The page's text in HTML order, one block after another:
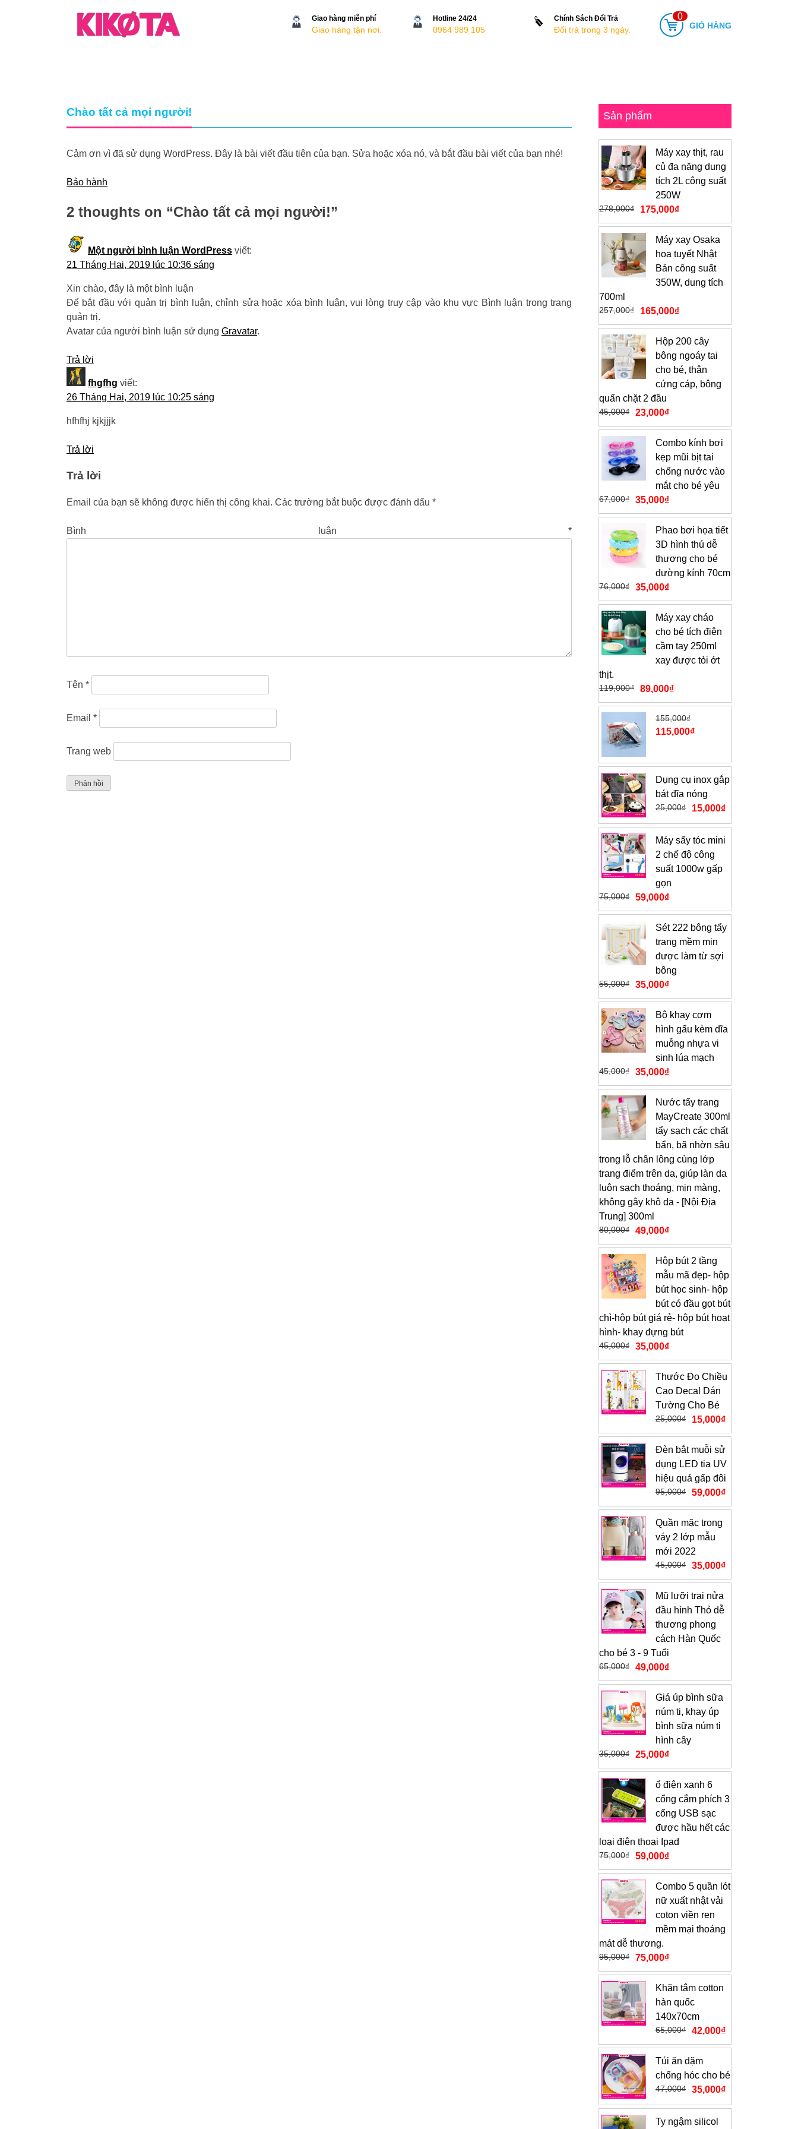
Chính Sách Đổi Trả
Đổi trả trong 3 ngày.
Hotline 24/24
0964 989 105
Giao hàng miễn phí
Giao hàng tận nơi. GIỎ HÀNG
0
Chào tất cả mọi người!
Cảm ơn vì đã sử dụng WordPress. Đây là bài viết đầu tiên của bạn. Sửa hoặc xóa nó, và bắt đầu bài viết của bạn nhé!
Điều
hướng
viết
Bảo hành
2 thoughts on “Chào tất cả mọi người!”
Một người bình luận WordPress viết:
21 Tháng Hai, 2019 lúc 10:36 sáng
Xin chào, đây là một bình luận
Để bắt đầu với quản trị bình luận, chỉnh sửa hoặc xóa bình luận, vui lòng truy cập vào khu vực Bình luận trong trang
quản trị.
Avatar của người bình luận sử dụng Gravatar.
Trả lời
fhgfhg viết:
26 Tháng Hai, 2019 lúc 10:25 sáng
hfhfhj kjkjjjk
Trả lời
Trả lời
Email của bạn sẽ không được hiển thị công khai. Các trường bắt buộc được đánh dấu *
Bình luận*
Tên *
Email *
Trang web
Sản phẩm
Máy xay thịt, rau
củ đa năng dung
tích 2L công suất
250W
278,000₫ 175,000₫
Máy xay Osaka
hoa tuyết Nhật
Bản công suất
350W, dung tích
700ml
257,000₫ 165,000₫
Hộp 200 cây
bông ngoáy tai
cho bé, thân
cứng cáp, bông
quấn chặt 2 đầu
45,000₫ 23,000₫
Combo kính bơi
kẹp mũi bịt tai
chống nước vào
mắt cho bé yêu
67,000₫ 35,000₫
Phao bơi họa tiết
3D hình thú dễ
thương cho bé
đường kính 70cm
76,000₫ 35,000₫
Máy xay cháo
cho bé tích điện
cầm tay 250ml
xay được tỏi ớt
thịt.
119,000₫ 89,000₫
155,000₫
115,000₫
Dụng cụ inox gắp
bát đĩa nóng
25,000₫ 15,000₫
Máy sấy tóc mini
2 chế độ công
suất 1000w gấp
gọn
75,000₫ 59,000₫
Sét 222 bông tẩy
trang mềm mịn
được làm từ sợi
bông
55,000₫ 35,000₫
Bộ khay cơm
hình gấu kèm dĩa
muỗng nhựa vi
sinh lúa mạch
45,000₫ 35,000₫
Nước tẩy trang
MayCreate 300ml
tẩy sạch các chất
bẩn, bã nhờn sâu
trong lỗ chân lông cùng lớp
trang điểm trên da, giúp làn da
luôn sạch thoáng, mịn màng,
không gây khô da - [Nội Địa
Trung] 300ml
80,000₫ 49,000₫
Hộp bút 2 tầng
mẫu mã đẹp- hộp
bút học sinh- hộp
bút có đầu gọt bút
chì-hộp bút giá rẻ- hộp bút hoạt
hình- khay đựng bút
45,000₫ 35,000₫
Thước Đo Chiều
Cao Decal Dán
Tường Cho Bé
25,000₫ 15,000₫
Đèn bắt muỗi sử
dụng LED tia UV
hiệu quả gấp đôi
95,000₫ 59,000₫
Quần mặc trong
váy 2 lớp mẫu
mới 2022
45,000₫ 35,000₫
Mũ lưỡi trai nửa
đầu hình Thỏ dễ
thương phong
cách Hàn Quốc
cho bé 3 - 9 Tuổi
65,000₫ 49,000₫
Giá úp bình sữa
núm ti, khay úp
bình sữa núm ti
hình cây
35,000₫ 25,000₫
ổ điện xanh 6
cổng cắm phích 3
cổng USB sạc
được hầu hết các
loại điện thoại Ipad
75,000₫ 59,000₫
Combo 5 quần lót
nữ xuất nhật vải
coton viền ren
mềm mại thoáng
mát dễ thương.
95,000₫ 75,000₫
Khăn tắm cotton
hàn quốc
140x70cm
65,000₫ 42,000₫
Túi ăn dặm
chống hóc cho bé
47,000₫ 35,000₫
Ty ngậm silicol